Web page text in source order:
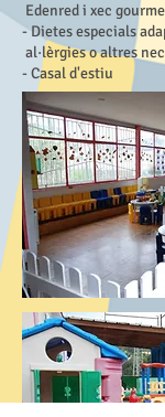
Edenred i xec
- Dietes especials
al·lèrgies o altres
- Casal d'estiu